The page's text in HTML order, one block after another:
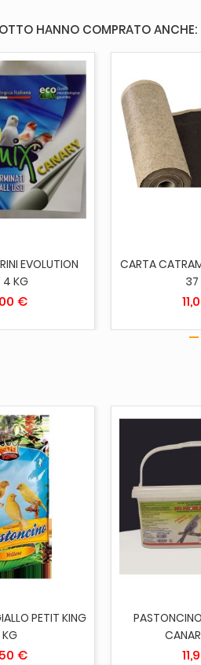
HANNO COMPRATO ANCHE:
AL CARRELLO
EVOLUTION
4 KG
€
AGGIUNGI
CARTA
37
CARRELLO
PETIT KING
KG
€